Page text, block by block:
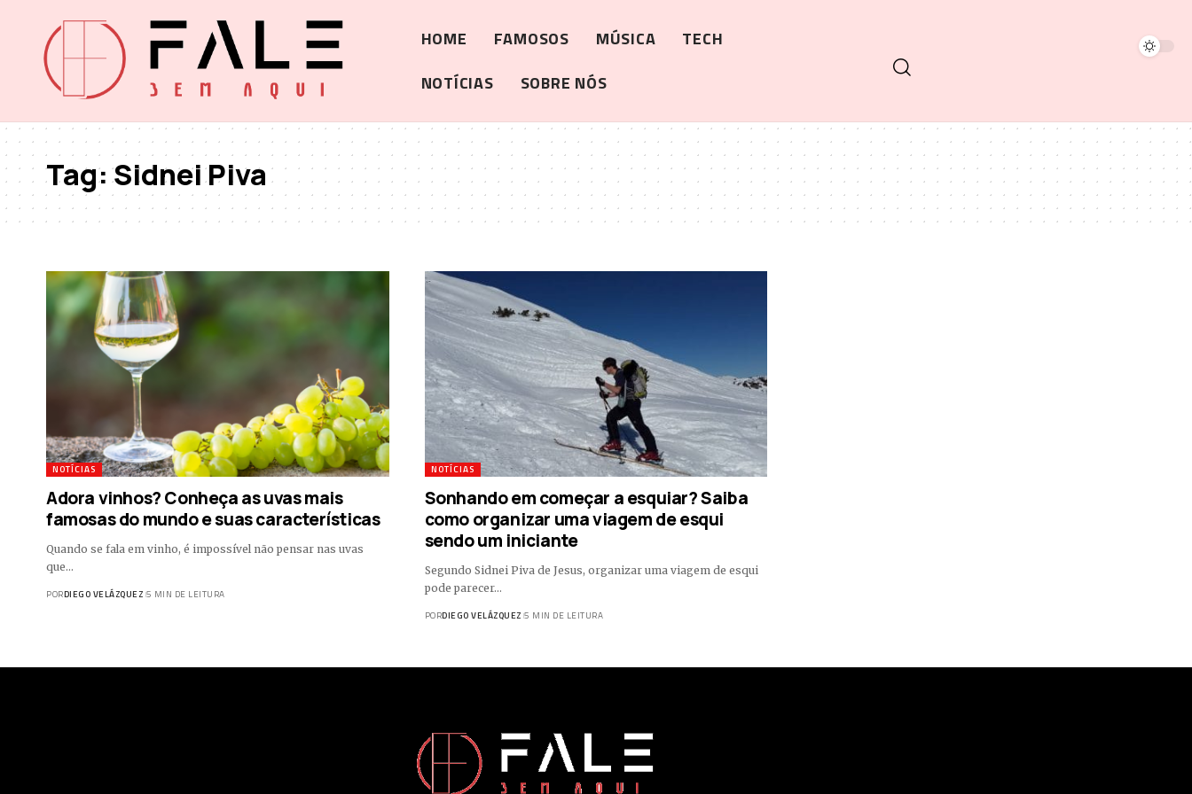
HOME FAMOSOS MÚSICA
TECH
NOTÍCIAS
SOBRE NÓS
Tag:Sidnei Piva
NOTÍCIAS
Adora vinhos? Conheça as uvas mais
famosas do mundo e suas características
Quando se fala em vinho, é impossível não pensar nas uvas
que…
PORDIEGO VELÁZQUEZ 5 MIN DE LEITURA
NOTÍCIAS
Sonhando em começar a esquiar? Saiba
como organizar uma viagem de esqui
sendo um iniciante
Segundo Sidnei Piva de Jesus, organizar uma viagem de esqui
pode parecer…
PORDIEGO VELÁZQUEZ 5 MIN DE LEITURA